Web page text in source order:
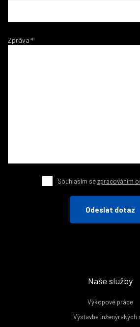
Zpráva *
Souhlasím sezpracováním
Odeslat dotaz
Naše služby
Výkopové práce
Výstavba inženýrských